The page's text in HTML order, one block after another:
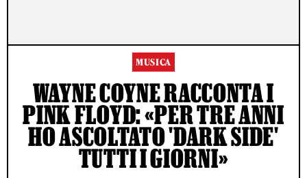
MUSICA
WAYNE COYNE RACCONTA I
PINK FLOYD: «PER TRE ANNI
HO ASCOLTATO 'DARK SIDE'
TUTTI I GIORNI»